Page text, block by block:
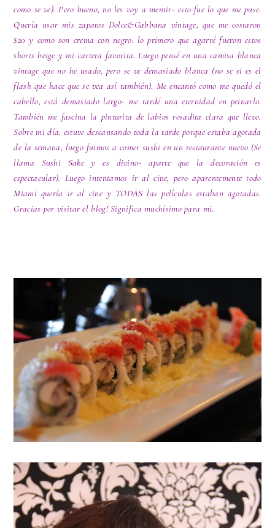
como se ve). Pero bueno, no les voy a mentir- esto fue lo que me puse.
Quería usar mis zapatos Dolce&Gabbana vintage, que me costaron
$20 y como son crema con negro: lo primero que agarré fueron estos
shorts beige y mi cartera favorita. Luego pensé en una camisa blanca
vintage que no he usado, pero se ve demasiado blanca (no se si es el
flash que hace que se vea así también). Me encantó como me quedó el
cabello, está demasiado largo- me tardé una eternidad en peinarlo.
También me fascina la pinturita de labios rosadita clara que llevo.
Sobre mi día: estuve descansando toda la tarde porque estaba agotada
de la semana, luego fuimos a comer sushi en un restaurante nuevo (Se
llama Sushi Sake y es divino- aparte que la decoración es
espectacular). Luego intentamos ir al cine, pero aparentemente todo
Miami quería ir al cine y TODAS las películas estaban agotadas.
Gracias por visitar el blog! Significa muchísimo para mi.